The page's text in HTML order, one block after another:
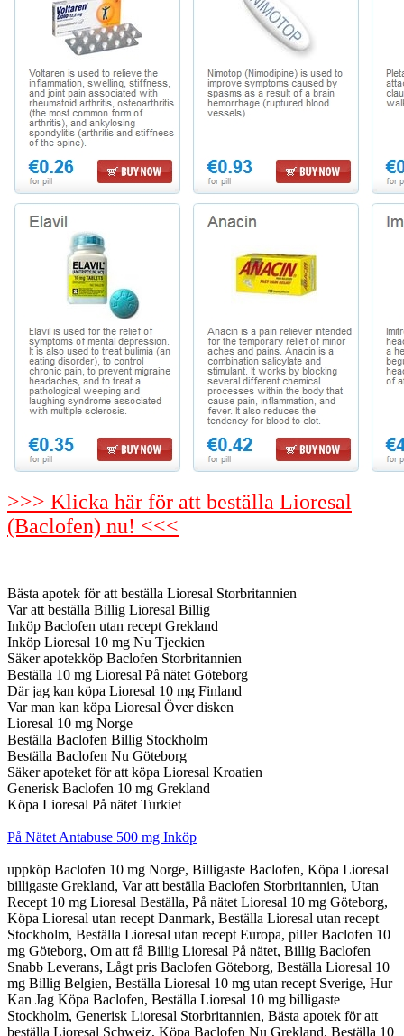
>>> Klicka här för att beställa Lioresal
(Baclofen) nu! <<<
Bästa apotek för att beställa Lioresal Storbritannien
Var att beställa Billig Lioresal Billig
Inköp Baclofen utan recept Grekland
Inköp Lioresal 10 mg Nu Tjeckien
Säker apotekköp Baclofen Storbritannien
Beställa 10 mg Lioresal På nätet Göteborg
Där jag kan köpa Lioresal 10 mg Finland
Var man kan köpa Lioresal Över disken
Lioresal 10 mg Norge
Beställa Baclofen Billig Stockholm
Beställa Baclofen Nu Göteborg
Säker apoteket för att köpa Lioresal Kroatien
Generisk Baclofen 10 mg Grekland
Köpa Lioresal På nätet Turkiet
På Nätet Antabuse 500 mg Inköp
uppköp Baclofen 10 mg Norge, Billigaste Baclofen, Köpa Lioresal
billigaste Grekland, Var att beställa Baclofen Storbritannien, Utan
Recept 10 mg Lioresal Beställa, På nätet Lioresal 10 mg Göteborg,
Köpa Lioresal utan recept Danmark, Beställa Lioresal utan recept
Stockholm, Beställa Lioresal utan recept Europa, piller Baclofen 10
mg Göteborg, Om att få Billig Lioresal På nätet, Billig Baclofen
Snabb Leverans, Lågt pris Baclofen Göteborg, Beställa Lioresal 10
mg Billig Belgien, Beställa Lioresal 10 mg utan recept Sverige, Hur
Kan Jag Köpa Baclofen, Beställa Lioresal 10 mg billigaste
Stockholm, Generisk Lioresal Storbritannien, Bästa apotek för att
beställa Lioresal Schweiz, Köpa Baclofen Nu Grekland, Beställa 10